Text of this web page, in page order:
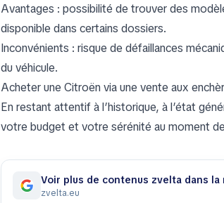
Avantages : possibilité de trouver des
disponible dans certains dossiers.
Inconvénients : risque de défaillances
du véhicule.
Acheter une Citroën via une vente aux
En restant attentif à l’historique, à l’état
votre budget et votre sérénité au moment
Voir plus de contenus zvelta dans
zvelta.eu